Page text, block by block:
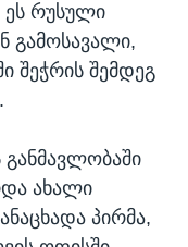
ეს რუსული
გამოსავალი,
შეჭრის შემდეგ
განმავლობაში
ახალი
პირმა,